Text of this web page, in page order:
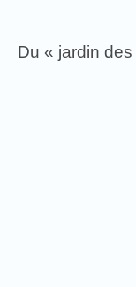
Du « jardin